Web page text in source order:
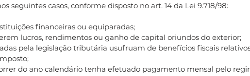
seguintes casos, conforme disposto no art. 14 da Lei 9.718/98:
financeiras ou equiparadas;
lucros, rendimentos ou ganho de capital oriundos do exterior;